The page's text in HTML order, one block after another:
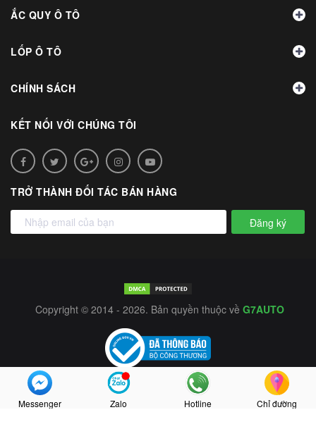
ẮC QUY Ô TÔ
LỐP Ô TÔ
CHÍNH SÁCH
KẾT NỐI VỚI CHÚNG TÔI
TRỞ THÀNH ĐỐI TÁC BÁN HÀNG
Đăng ký
Copyright © 2014 - 2026. Bản quyền thuộc về G7AUTO
Messenger Zalo Hotline Chỉ đường